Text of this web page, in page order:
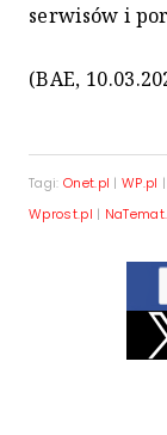
serwisów i
(BAE,
Tagi: Onet.pl |WP.pl |
Wprost.pl |